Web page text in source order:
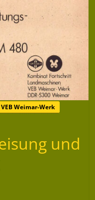
Weimar-Werk
und